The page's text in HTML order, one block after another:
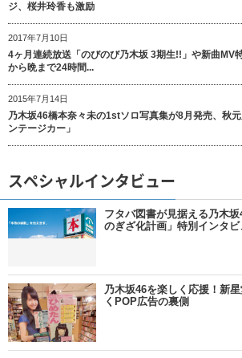
ジ、桜井玲香も激励
2017年7月10日
4ヶ月連続放送「のびのび乃木坂 3期生!!」や新曲
から晩まで24時間...
2015年7月14日
乃木坂46橋本奈々未の1stソロ写真集が8月発売、秋
ンテージカー」
スペシャルインタビュー
フタバ図書が見据える乃木
のぎざ化計画」特別インタビ
乃木坂46を楽しく応援！新
くPOP広告の裏側